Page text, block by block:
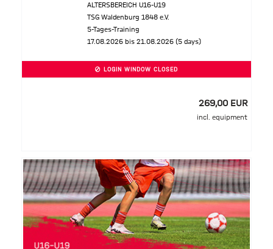
ALTERSBEREICH U16-U19
TSG Waldenburg 1848 e.V.
5-Tages-Training
17.08.2026 bis 21.08.2026 (5 days)
LOGIN WINDOW CLOSED
269,00 EUR
incl. equipment